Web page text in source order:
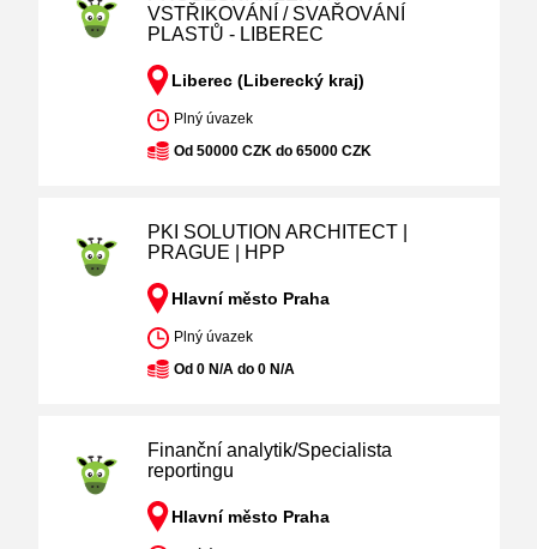
VSTŘIKOVÁNÍ / SVAŘOVÁNÍ
PLASTŮ - LIBEREC
Liberec (Liberecký kraj)
Plný úvazek
Od 50000 CZK do 65000 CZK
PKI SOLUTION ARCHITECT |
PRAGUE | HPP
Hlavní město Praha
Plný úvazek
Od 0 N/A do 0 N/A
Finanční analytik/Specialista
reportingu
Hlavní město Praha